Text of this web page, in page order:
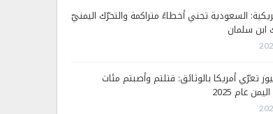
السعودية تجني أخطاءً متراكمة والتحرّك اليمنيّ
سلمان
تعرّي أمريكا بالوثائق: قتلتم وأصبتم مئات
عام 2025